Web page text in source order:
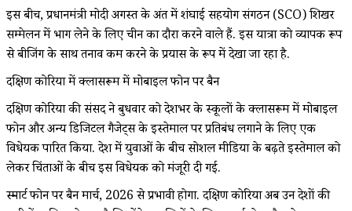
इस बीच, प्रधानमंत्री मोदी अगस्त के अंत में शंघाई सहयोग संगठन (SCO) शिखर
सम्मेलन में भाग लेने के लिए चीन का दौरा करने वाले हैं. इस यात्रा को व्यापक रूप
से बीजिंग के साथ तनाव कम करने के प्रयास के रूप में देखा जा रहा है.
दक्षिण कोरिया में क्लासरूम में मोबाइल फोन पर बैन
दक्षिण कोरिया की संसद ने बुधवार को देशभर के स्कूलों के क्लासरूम में मोबाइल
फोन और अन्य डिजिटल गैजेट्स के इस्तेमाल पर प्रतिबंध लगाने के लिए एक
विधेयक पारित किया. देश में युवाओं के बीच सोशल मीडिया के बढ़ते इस्तेमाल को
लेकर चिंताओं के बीच इस विधेयक को मंजूरी दी गई.
स्मार्ट फोन पर बैन मार्च, 2026 से प्रभावी होगा. दक्षिण कोरिया अब उन देशों की